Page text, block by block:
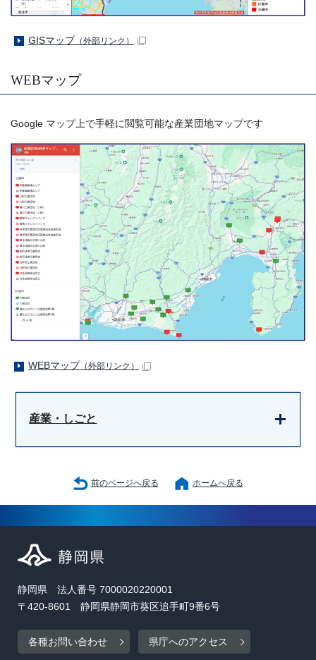
GISマップ （外部リンク）
WEBマップ
Google マップ上で手軽に閲覧可能な産業団地マップです
WEBマップ （外部リンク）
産業・しごと
前のページへ戻る ホームへ戻る
静岡県 法人番号 7000020220001
〒420-8601 静岡県静岡市葵区追手町9番6号
各種お問い合わせ 県庁へのアクセス